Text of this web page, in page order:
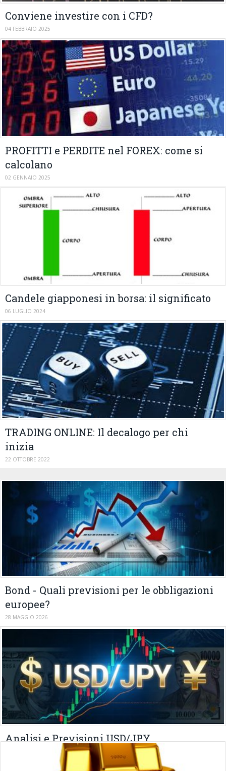
Conviene investire con i CFD?
04 FEBBRAIO 2025
PROFITTI e PERDITE nel FOREX: come si
calcolano
02 GENNAIO 2025
Candele giapponesi in borsa: il significato
06 LUGLIO 2024
TRADING ONLINE: Il decalogo per chi
inizia
22 OTTOBRE 2022
Bond - Quali previsioni per le obbligazioni
europee?
28 MAGGIO 2026
Analisi e Previsioni USD/JPY